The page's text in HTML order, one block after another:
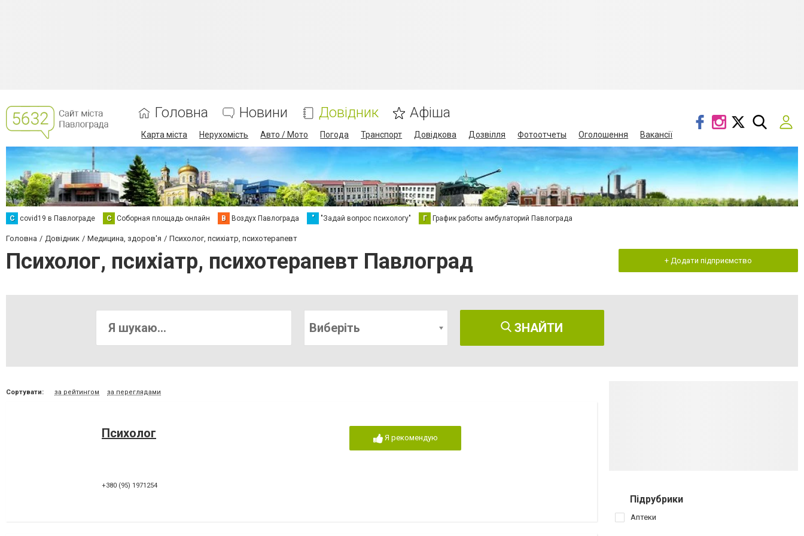
Головна Новини Довідник Афіша
Карта міста Нерухомість Авто / Мото Погода Транспорт Довідкова Дозвілля Фотоотчеты Оголошення Вакансії
C covid19 в Павлограде С Соборная площадь онлайн В Воздух Павлограда " "Задай вопрос психологу" Г График работы амбулаторий Павлограда
Головна Довідник Медицина, здоров'я Психолог, психіатр, психотерапевт
Психолог, психіатр, психотерапевт Павлоград + Додати підприємство
Виберіть ЗНАЙТИ
Сортувати: за рейтингом за переглядами
Психолог
+380 (95) 1971254
Я рекомендую
Підрубрики
Аптеки